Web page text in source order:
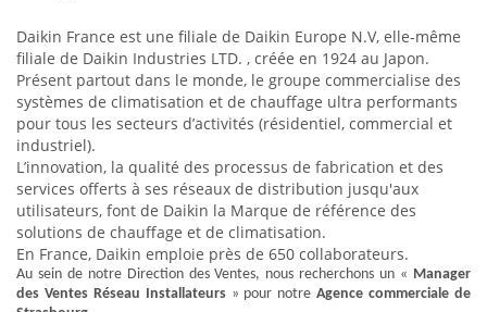
Daikin France est une filiale de Daikin Europe N.V, elle-même
filiale de Daikin Industries LTD. , créée en 1924 au Japon.
Présent partout dans le monde, le groupe commercialise des
systèmes de climatisation et de chauffage ultra performants
pour tous les secteurs d’activités (résidentiel, commercial et
industriel).
L’innovation, la qualité des processus de fabrication et des
services offerts à ses réseaux de distribution jusqu'aux
utilisateurs, font de Daikin la Marque de référence des
solutions de chauffage et de climatisation.
En France, Daikin emploie près de 650 collaborateurs.
Au sein de notre Direction des Ventes, nous recherchons un « Manager
des Ventes Réseau Installateurs» pour notreAgence commerciale de